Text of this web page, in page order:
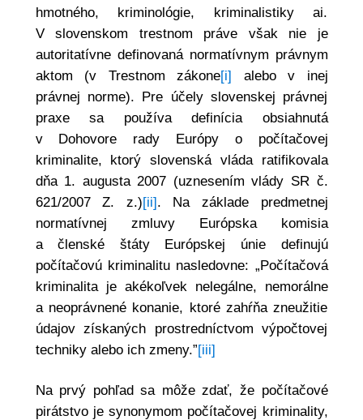
hmotného, kriminológie, kriminalistiky ai.
V slovenskom trestnom práve však nie je
autoritatívne definovaná normatívnym právnym
aktom (v Trestnom zákone[i] alebo v inej
právnej norme). Pre účely slovenskej právnej
praxe sa používa definícia obsiahnutá
v Dohovore rady Európy o počítačovej
kriminalite, ktorý slovenská vláda ratifikovala
dňa 1. augusta 2007 (uznesením vlády SR č.
621/2007 Z. z.)[ii]. Na základe predmetnej
normatívnej zmluvy Európska komisia
a členské štáty Európskej únie definujú
počítačovú kriminalitu nasledovne: „Počítačová
kriminalita je akékoľvek nelegálne, nemorálne
a neoprávnené konanie, ktoré zahŕňa zneužitie
údajov získaných prostredníctvom výpočtovej
techniky alebo ich zmeny.”[iii]
Na prvý pohľad sa môže zdať, že počítačové
pirátstvo je synonymom počítačovej kriminality,